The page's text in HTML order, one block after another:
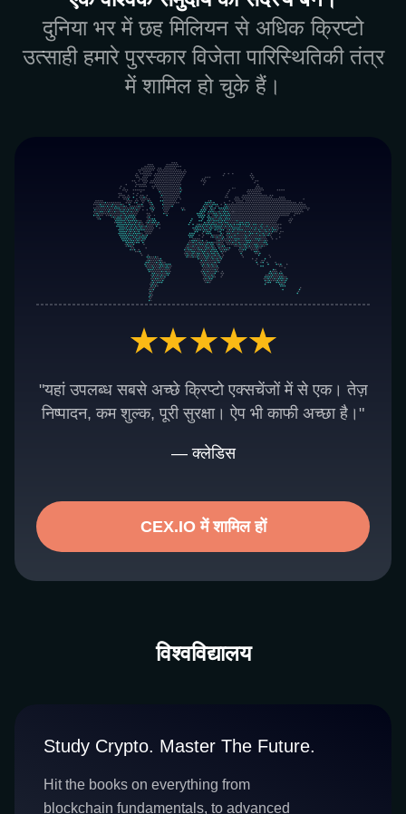
दुनिया भर में छह मिलियन से अधिक क्रिप्टो
उत्साही हमारे पुरस्कार विजेता पारिस्थितिकी तंत्र
में शामिल हो चुके हैं।
"यहां उपलब्ध सबसे अच्छे क्रिप्टो एक्सचेंजों में से एक। तेज़
निष्पादन, कम शुल्क, पूरी सुरक्षा। ऐप भी काफी अच्छा है।"
— क्लेडिस
CEX.IO में शामिल हों
विश्वविद्यालय
Study Crypto. Master The Future.
Hit the books on everything from
blockchain fundamentals, to advanced